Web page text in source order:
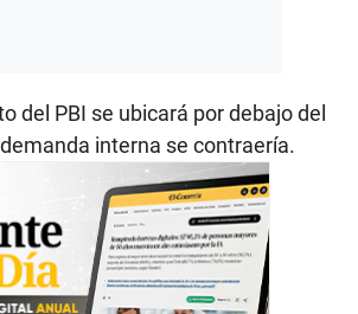
del PBI se ubicará por debajo del
interna se contraería.